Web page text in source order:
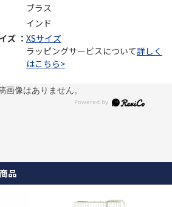
ブラス
インド
ズ ： XSサイズ
ラッピングサービスについて詳しく
はこちら>
画像はありません。
品